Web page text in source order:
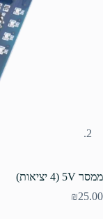
ממסר 5V (4 יציאות)
₪25.00